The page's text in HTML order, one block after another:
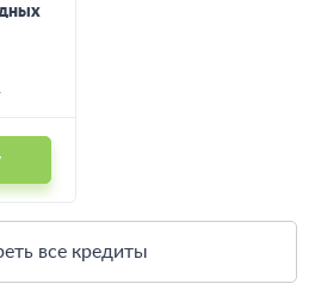
все кредиты